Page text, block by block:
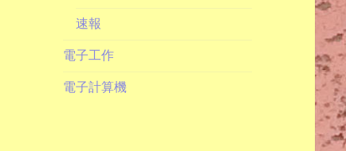
速報
電子工作
電子計算機